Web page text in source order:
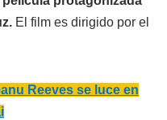
El film es dirigido por el
Reeves se luce en